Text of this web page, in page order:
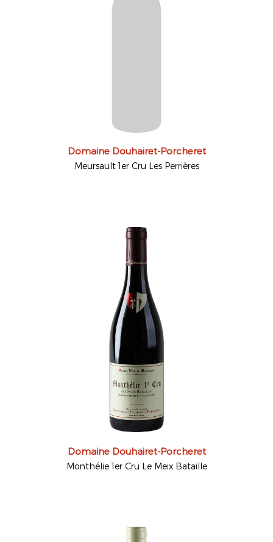
Domaine Douhairet-Porcheret
Meursault 1er Cru Les Perrières
Domaine Douhairet-Porcheret
Monthélie 1er Cru Le Meix Bataille